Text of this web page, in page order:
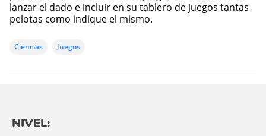
lanzar el dado e incluir en su tablero de juegos tantas
pelotas como indique el mismo.
Ciencias Juegos
NIVEL: